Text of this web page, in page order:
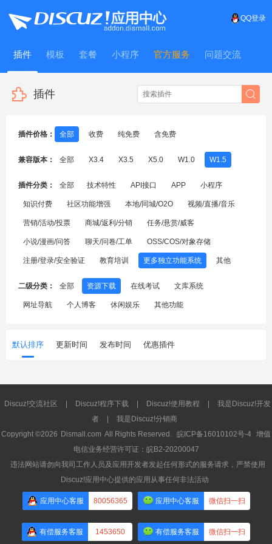
QQ登录
插件 模板 套餐 小程序 官方服务 问题交流
WitFrame
插件
插件价格： 全部 收费 纯免费 含免费
兼容版本： 全部 X3.4 X3.5 X5.0 W1.0 W1.5
插件分类： 全部 技术特性 API接口 APP 小程序
知识付费 社区功能增强 本地/同城/O2O 视频/直播/音乐
营销/活动/投票 商城/返利/分销 任务/悬赏/威客
小说/漫画/问答 聊天/问卷/工单 OSS/COS/对象存储
注册/登录/安全验证 教育培训 更多独立功能系统 其他
二级分类： 全部 资源下载 在线考试 文库系统
网址导航 个人博客 休闲娱乐 其他功能
默认排序 更新时间 发布时间 优惠插件
Discuz!交流社区 Discuz!程序下载 Discuz!使用教程
我是Discuz!开发
者
我是Discuz!分销商
Copyright ©2026 Dismall.com All Rights Reserved. 皖ICP备16010102号-4 增值
电信业务经营许可证：皖B2-20200047
违法网站请勿向我司工作人员及应用开发者发起任何形式的服务请求，严禁使用
Discuz!应用中心提供的应用从事任何非法活动
应用中心客服 80056365 应用中心客服 微信扫一扫
有偿服务客服 1453650 有偿服务客服 微信扫一扫